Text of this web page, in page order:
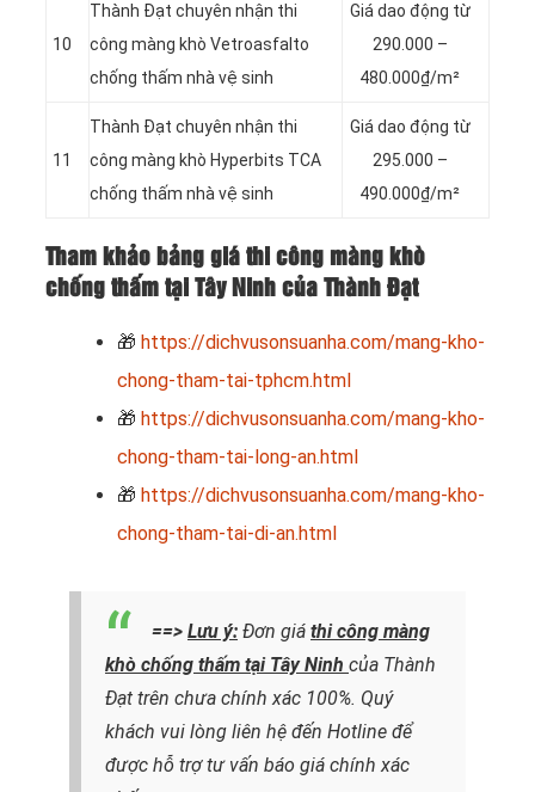
10
Thành Đạt chuyên nhận thi
công màng khò Vetroasfalto
chống thấm nhà vệ sinh
Giá dao động từ
290.000 –
480.000₫/m²
11
Thành Đạt chuyên nhận thi
công màng khò Hyperbits TCA
chống thấm nhà vệ sinh
Giá dao động từ
295.000 –
490.000₫/m²
Tham khảo bảng giá thi công màng khò
chống thấm tại Tây Ninh của Thành Đạt
🎁 https://dichvusonsuanha.com/mang-kho-
chong-tham-tai-tphcm.html
🎁 https://dichvusonsuanha.com/mang-kho-
chong-tham-tai-long-an.html
🎁 https://dichvusonsuanha.com/mang-kho-
chong-tham-tai-di-an.html
==> Lưu ý: Đơn giá thi công màng
khò chống thấm tại Tây Ninh của Thành
Đạt trên chưa chính xác 100%. Quý
khách vui lòng liên hệ đến Hotline để
được hỗ trợ tư vấn báo giá chính xác